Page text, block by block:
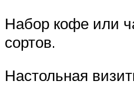
Набор кофе или
сортов.
Настольная